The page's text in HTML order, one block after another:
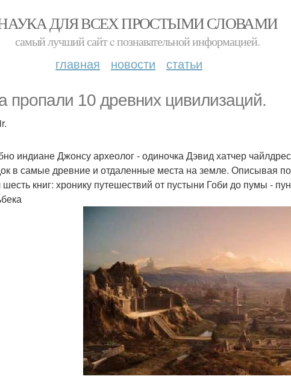
ДЛЯ ВСЕХ ПРОСТЫМИ СЛОВАМИ
самый лучший сайт c познавательной информацией.
главная новости статьи
пропали 10 древних цивилизаций.
индиане Джонсу археолог - одиночка Дэвид хатчер
в самые древние и отдаленные места на земле. Описывая
шесть книг: хронику путешествий от пустыни Гоби до пумы -